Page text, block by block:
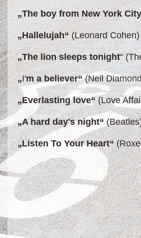
„The boy from New York
„Hallelujah“(Leonard Cohen)
„The lion sleeps tonight“
„I'm a believer“(Neil
„Everlasting love“(Love
„A hard day's night“
„Listen To Your Heart“